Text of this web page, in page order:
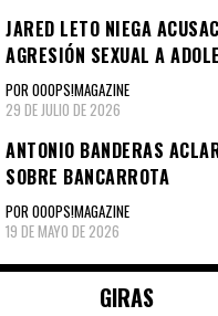
JARED LETO NIEGA
AGRESIÓN SEXUAL A
POR OOOPS!MAGAZINE
29 DE JULIO DE 2026
ANTONIO BANDERAS
SOBRE BANCARROTA
POR OOOPS!MAGAZINE
19 DE MAYO DE 2026
GIRAS